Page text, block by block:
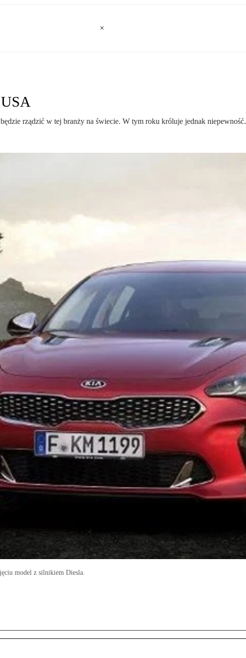
rządzić w tej branży na świecie. W tym roku króluje jednak niepewność.
model z silnikiem Diesla.